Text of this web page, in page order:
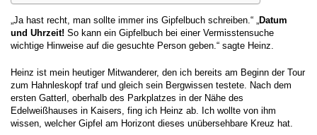
„Ja hast recht, man sollte immer ins Gipfelbuch schreiben.“ „Datum
und Uhrzeit! So kann ein Gipfelbuch bei einer Vermisstensuche
wichtige Hinweise auf die gesuchte Person geben.“ sagte Heinz.
Heinz ist mein heutiger Mitwanderer, den ich bereits am Beginn der Tour
zum Hahnleskopf traf und gleich sein Bergwissen testete. Nach dem
ersten Gatterl, oberhalb des Parkplatzes in der Nähe des
Edelweißhauses in Kaisers, fing ich Heinz ab. Ich wollte von ihm
wissen, welcher Gipfel am Horizont dieses unübersehbare Kreuz hat.